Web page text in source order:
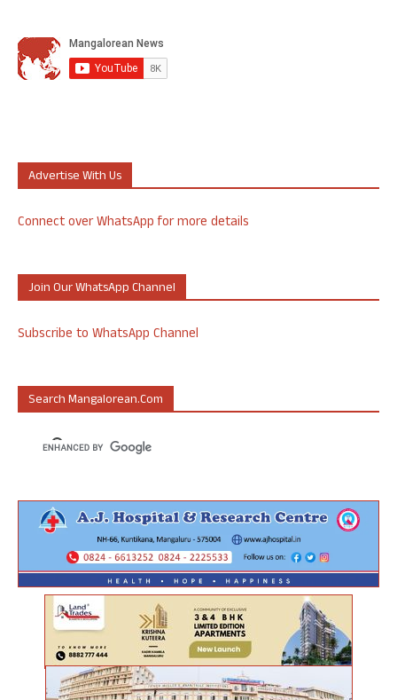
Advertise With Us
Connect over WhatsApp for more details
Join Our WhatsApp Channel
Subscribe to WhatsApp Channel
Search Mangalorean.com